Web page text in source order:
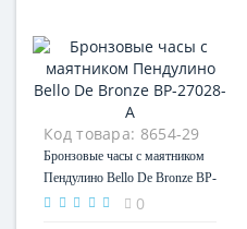
Код товара: 8654-29
Бронзовые часы с маятником
Пендулино Bello De Bronze BP-
27028-A
0